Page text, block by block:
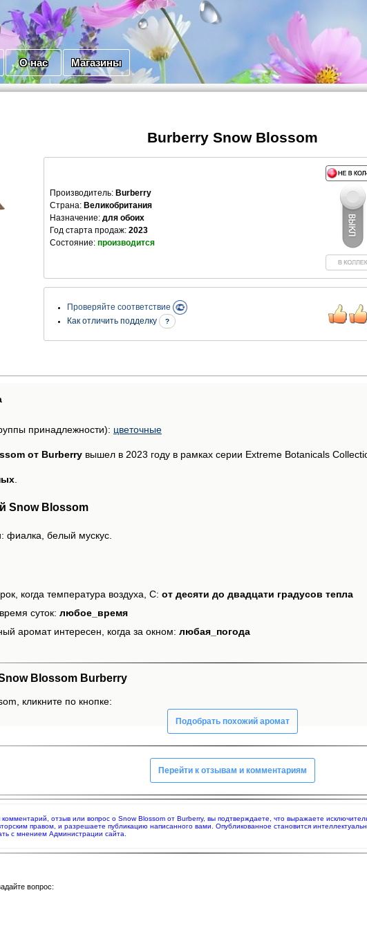
О нас Магазины
Burberry Snow Blossom
Производитель: Burberry
Страна: Великобритания
Назначение: для обоих
Год старта продаж: 2023
Состояние: производится
Проверяйте соответствие
Как отличить подделку
?
принадлежности): цветочные
от Burberry вышел в 2023 году в рамках серии Extreme Botanicals
Snow Blossom
фиалка, белый мускус.
когда температура воздуха, С: от десяти до двадцати градусов тепла
суток: любое_время
аромат интересен, когда за окном: любая_погода
Blossom Burberry
кликните по кнопке:
Подобрать похожий аромат
Перейти к отзывам и комментариям
отзыв или вопрос о Snow Blossom от Burberry, вы подтверждаете, что выражаете
правом, и разрешаете публикацию написанного вами. Опубликованное становится
с мнением Администрации сайта.
вопрос: